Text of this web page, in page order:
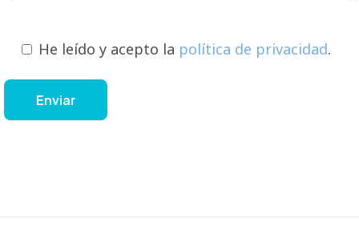
He leído y acepto la política de privacidad.